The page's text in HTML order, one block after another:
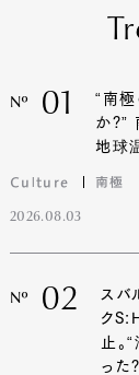
Nº 01
“南極
か?”
地球
Culture 南極
2026.08.03
Nº 02
スバ
ク
止。
った?